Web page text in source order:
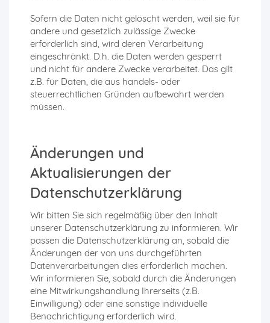
Sofern die Daten nicht gelöscht werden, weil sie für
andere und gesetzlich zulässige Zwecke
erforderlich sind, wird deren Verarbeitung
eingeschränkt. D.h. die Daten werden gesperrt
und nicht für andere Zwecke verarbeitet. Das gilt
z.B. für Daten, die aus handels- oder
steuerrechtlichen Gründen aufbewahrt werden
müssen.
Änderungen und
Aktualisierungen der
Datenschutzerklärung
Wir bitten Sie sich regelmäßig über den Inhalt
unserer Datenschutzerklärung zu informieren. Wir
passen die Datenschutzerklärung an, sobald die
Änderungen der von uns durchgeführten
Datenverarbeitungen dies erforderlich machen.
Wir informieren Sie, sobald durch die Änderungen
eine Mitwirkungshandlung Ihrerseits (z.B.
Einwilligung) oder eine sonstige individuelle
Benachrichtigung erforderlich wird.